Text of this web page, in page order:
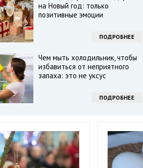
на Новый год: только
позитивные эмоции
ПОДРОБНЕЕ
Чем мыть холодильник, чтобы
избавиться от неприятного
запаха: это не уксус
ПОДРОБНЕЕ